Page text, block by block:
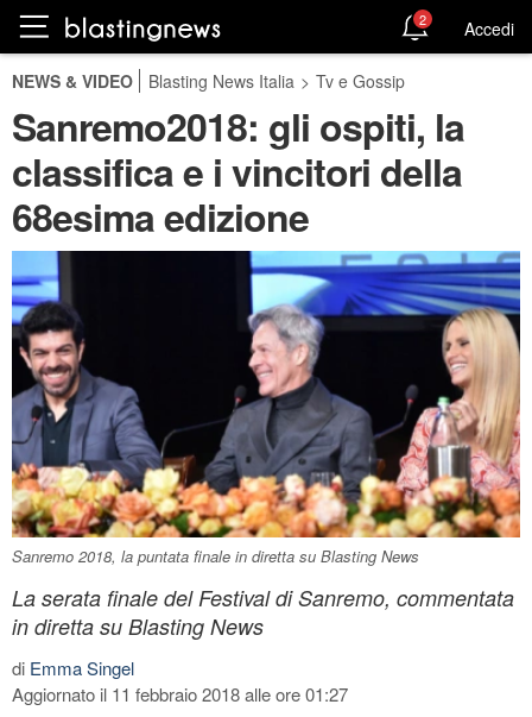
2 Accedi
NEWS & VIDEO Blasting News Italia > Tv e Gossip
Sanremo2018: gli ospiti, la
classifica e i vincitori della
68esima edizione
Sanremo 2018, la puntata finale in diretta su Blasting News
La serata finale del Festival di Sanremo, commentata
in diretta su Blasting News
di Emma Singel
Aggiornato il 11 febbraio 2018 alle ore 01:27